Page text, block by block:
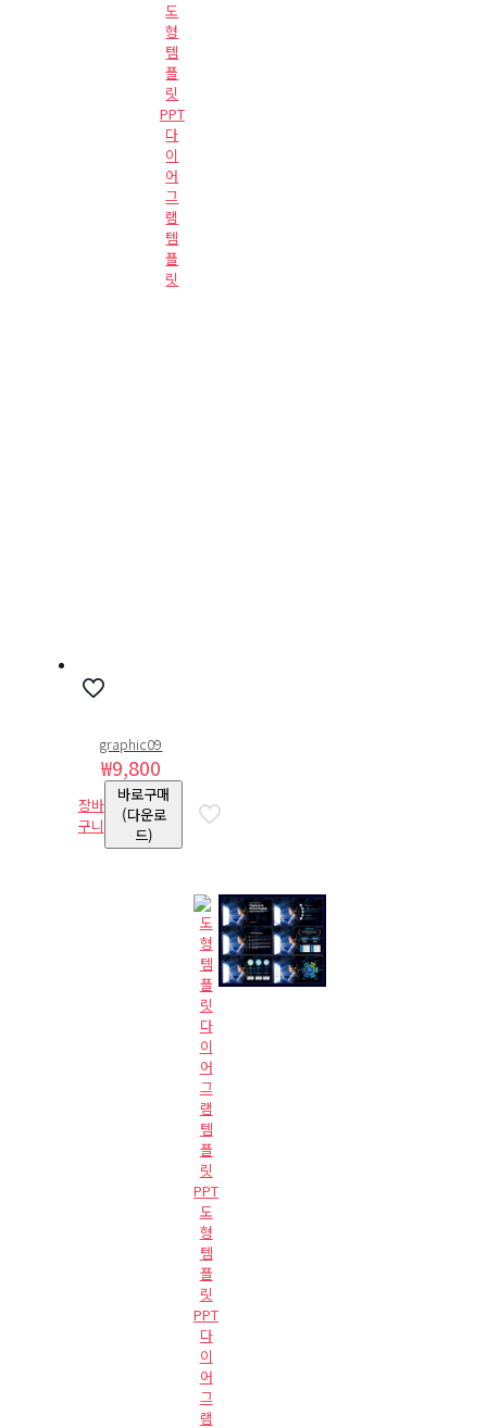
graphic09
₩9,800
장바
구니
바로구매
(다운로
드)